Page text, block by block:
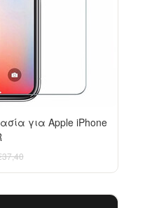
για Apple iPhone